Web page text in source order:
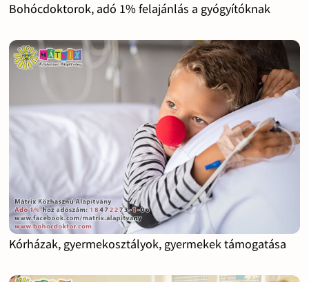
Bohócdoktorok, adó 1% felajánlás a gyógyítóknak
Kórházak, gyermekosztályok, gyermekek támogatása